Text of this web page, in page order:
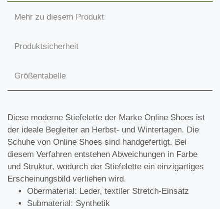
Mehr zu diesem Produkt
Produktsicherheit
Größentabelle
Diese moderne Stiefelette der Marke Online Shoes ist
der ideale Begleiter an Herbst- und Wintertagen. Die
Schuhe von Online Shoes sind handgefertigt. Bei
diesem Verfahren entstehen Abweichungen in Farbe
und Struktur, wodurch der Stiefelette ein einzigartiges
Erscheinungsbild verliehen wird.
Obermaterial: Leder, textiler Stretch-Einsatz
Submaterial: Synthetik